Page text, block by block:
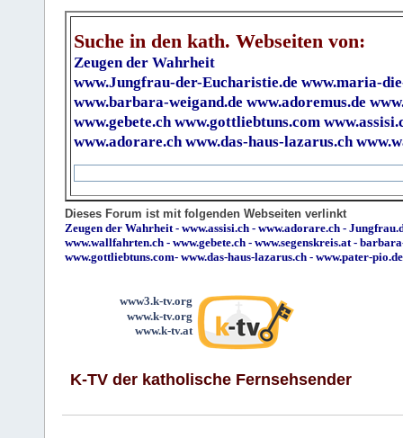
Suche in den kath. Webseiten von:
Zeugen der Wahrheit
www.Jungfrau-der-Eucharistie.de www.maria-
www.barbara-weigand.de www.adoremus.de
www.gebete.ch www.gottliebtuns.com
www.adorare.ch www.das-haus-lazarus.ch
Dieses Forum ist mit folgenden Webseiten verlinkt
Zeugen der Wahrheit - www.assisi.ch - www.adorare.ch -
www.wallfahrten.ch - www.gebete.ch - www.segenskreis.at -
www.gottliebtuns.com- www.das-haus-lazarus.ch - www.pater-pio.de
www3.k-tv.org
www.k-tv.org
www.k-tv.at
K-TV der katholische Fernsehsender